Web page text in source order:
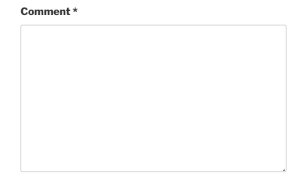
Comment*